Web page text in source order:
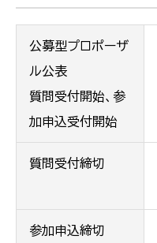
公募型プロポーザ
ル公表
質問受付開始、参
加申込受付開始
質問受付締切
参加申込締切